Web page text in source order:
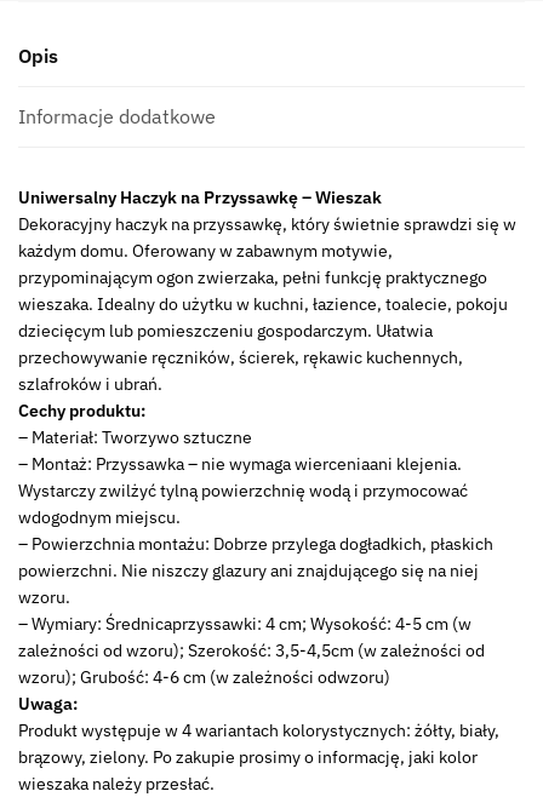
Opis
Informacje dodatkowe
Uniwersalny Haczyk na Przyssawkę – Wieszak
Dekoracyjny haczyk na przyssawkę, który świetnie sprawdzi się w
każdym domu. Oferowany w zabawnym motywie,
przypominającym ogon zwierzaka, pełni funkcję praktycznego
wieszaka. Idealny do użytku w kuchni, łazience, toalecie, pokoju
dziecięcym lub pomieszczeniu gospodarczym. Ułatwia
przechowywanie ręczników, ścierek, rękawic kuchennych,
szlafroków i ubrań.
Cechy produktu:
– Materiał: Tworzywo sztuczne
– Montaż: Przyssawka – nie wymaga wierceniaani klejenia.
Wystarczy zwilżyć tylną powierzchnię wodą i przymocować
wdogodnym miejscu.
– Powierzchnia montażu: Dobrze przylega dogładkich, płaskich
powierzchni. Nie niszczy glazury ani znajdującego się na niej
wzoru.
– Wymiary: Średnicaprzyssawki: 4 cm; Wysokość: 4-5 cm (w
zależności od wzoru); Szerokość: 3,5-4,5cm (w zależności od
wzoru); Grubość: 4-6 cm (w zależności odwzoru)
Uwaga:
Produkt występuje w 4 wariantach kolorystycznych: żółty, biały,
brązowy, zielony. Po zakupie prosimy o informację, jaki kolor
wieszaka należy przesłać.